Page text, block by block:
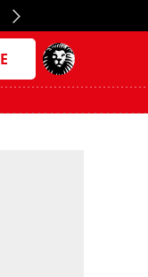
Crédito del Spotify Camp Nou